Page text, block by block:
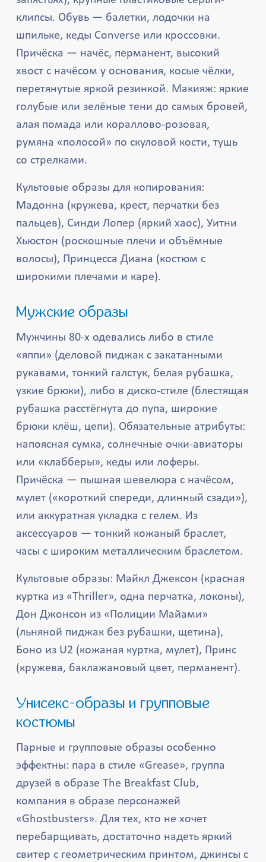
клипсы. Обувь — балетки, лодочки на
шпильке, кеды Converse или кроссовки.
Причёска — начёс, перманент, высокий
хвост с начёсом у основания, косые чёлки,
перетянутые яркой резинкой. Макияж: яркие
голубые или зелёные тени до самых бровей,
алая помада или кораллово-розовая,
румяна «полосой» по скуловой кости, тушь
со стрелками.
Культовые образы для копирования:
Мадонна (кружева, крест, перчатки без
пальцев), Синди Лопер (яркий хаос), Уитни
Хьюстон (роскошные плечи и объёмные
волосы), Принцесса Диана (костюм с
широкими плечами и каре).
Мужские образы
Мужчины 80-х одевались либо в стиле
«яппи» (деловой пиджак с закатанными
рукавами, тонкий галстук, белая рубашка,
узкие брюки), либо в диско-стиле (блестящая
рубашка расстёгнута до пупа, широкие
брюки клёш, цепи). Обязательные атрибуты:
напоясная сумка, солнечные очки-авиаторы
или «клабберы», кеды или лоферы.
Причёска — пышная шевелюра с начёсом,
мулет («короткий спереди, длинный сзади»),
или аккуратная укладка с гелем. Из
аксессуаров — тонкий кожаный браслет,
часы с широким металлическим браслетом.
Культовые образы: Майкл Джексон (красная
куртка из «Thriller», одна перчатка, локоны),
Дон Джонсон из «Полиции Майами»
(льняной пиджак без рубашки, щетина),
Боно из U2 (кожаная куртка, мулет), Принс
(кружева, баклажановый цвет, перманент).
Унисекс-образы и групповые
костюмы
Парные и групповые образы особенно
эффектны: пара в стиле «Grease», группа
друзей в образе The Breakfast Club,
компания в образе персонажей
«Ghostbusters». Для тех, кто не хочет
перебарщивать, достаточно надеть яркий
свитер с геометрическим принтом, джинсы с